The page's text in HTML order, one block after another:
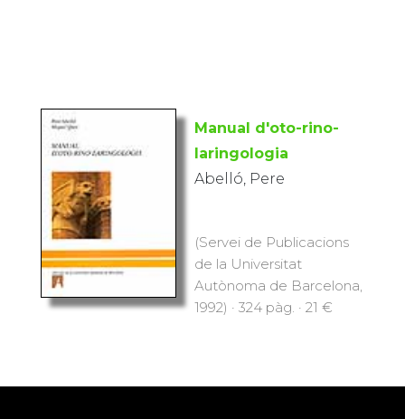
Manual d'oto-rino-
laringologia
Abelló, Pere
(Servei de Publicacions
de la Universitat
Autònoma de Barcelona,
1992) · 324 pàg. · 21 €